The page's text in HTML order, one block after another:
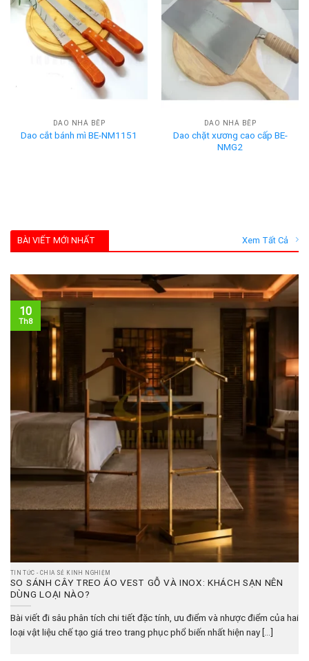
DAO NHÀ BẾP
Dao cắt bánh mì BE-NM1151
DAO NHÀ BẾP
Dao chặt xương cao cấp BE-
NMG2
BÀI VIẾT MỚI NHẤT Xem Tất Cả
TIN TỨC - CHIA SẺ KINH NGHIỆM
SO SÁNH CÂY TREO ÁO VEST GỖ VÀ INOX: KHÁCH SẠN NÊN
DÙNG LOẠI NÀO?
Bài viết đi sâu phân tích chi tiết đặc tính, ưu điểm và nhược điểm của hai
loại vật liệu chế tạo giá treo trang phục phổ biến nhất hiện nay [...]
10
Th8